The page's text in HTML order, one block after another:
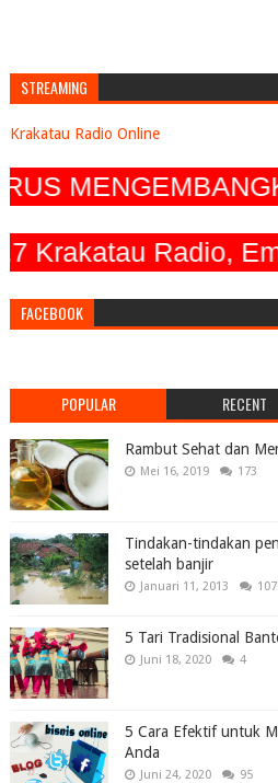
STREAMING
Krakatau Radio Online
Radio,
FACEBOOK
POPULAR RECENT
Rambut Sehat dan
Mei 16, 2019 173
Tindakan-tindakan
setelah banjir
Januari 11, 2013
5 Tari Tradisional
Juni 18, 2020 4
5 Cara Efektif untuk
Anda
Juni 24, 2020 95